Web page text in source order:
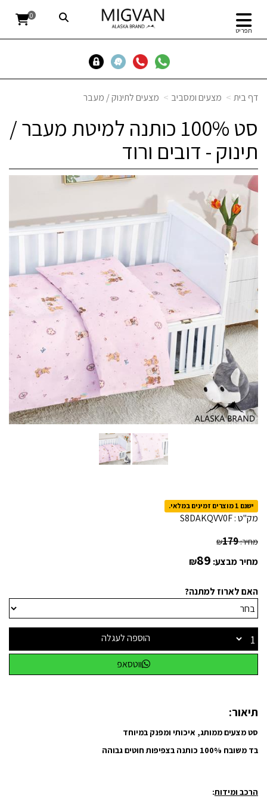
תפריט
0
דף בית מצעים ומסביב מצעים לתינוק / מעבר
סט 100% כותנה למיטת מעבר /
תינוק - דובים ורוד
ישנם 1 מוצרים זמינים במלאי.
מק"ט :S8DAKQVV0F
מחיר: ₪179
מחיר מבצע: ₪89
האם לארוז למתנה?
הוספה לעגלה
ווטסאפ
תיאור:
סט מצעים ממותג, איכותי ומפנק במיוחד
בד משובח 100% כותנה בצפיפות חוטים גבוהה
הרכב ומידות: